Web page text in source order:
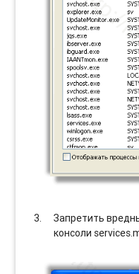
Запретить
консоли